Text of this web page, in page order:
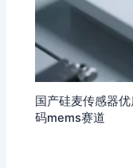
国产硅麦传感器
码mems赛道